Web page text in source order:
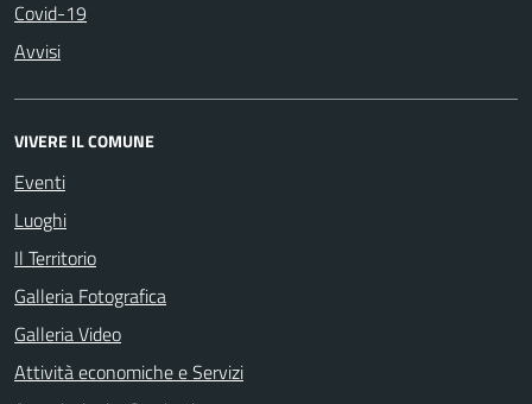
Covid-19
Avvisi
VIVERE IL COMUNE
Eventi
Luoghi
Il Territorio
Galleria Fotografica
Galleria Video
Attività economiche e Servizi